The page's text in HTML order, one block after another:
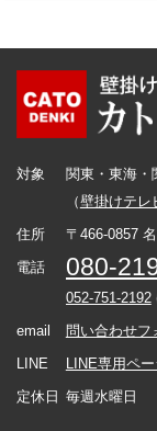
対象
関東・東海・
（壁掛けテレ
住所
〒466-0857
電話
080-
052-751-2192
email
問い合わせフ
LINE
LINE専用ペー
定休日 毎週水曜日